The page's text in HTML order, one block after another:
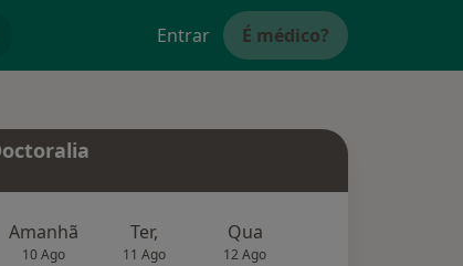
Entrar É médico?
Amanhã
10 Ago
Ter,
11 Ago
Qua
12 Ago